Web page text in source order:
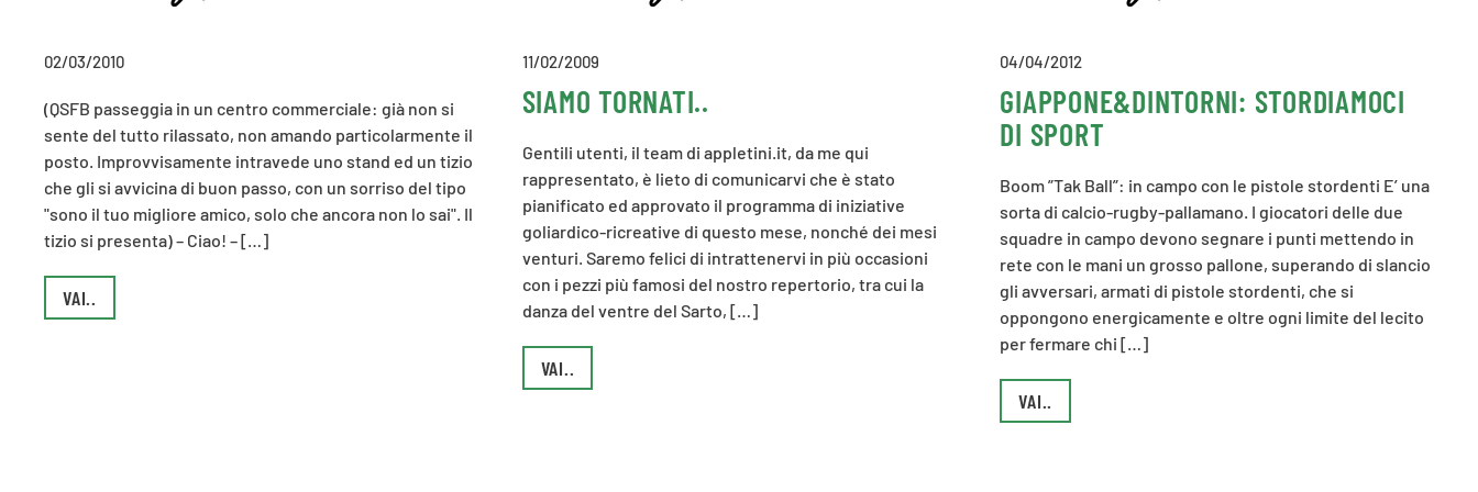
02/03/2010
(QSFB passeggia in un centro commerciale: già non si
sente del tutto rilassato, non amando particolarmente il
posto. Improvvisamente intravede uno stand ed un tizio
che gli si avvicina di buon passo, con un sorriso del tipo
"sono il tuo migliore amico, solo che ancora non lo sai". Il
tizio si presenta) – Ciao! – […]
VAI..
11/02/2009
SIAMO TORNATI..
Gentili utenti, il team di appletini.it, da me qui
rappresentato, è lieto di comunicarvi che è stato
pianificato ed approvato il programma di iniziative
goliardico-ricreative di questo mese, nonché dei mesi
venturi. Saremo felici di intrattenervi in più occasioni
con i pezzi più famosi del nostro repertorio, tra cui la
danza del ventre del Sarto, […]
VAI..
04/04/2012
GIAPPONE&DINTORNI: STORDIAMOCI
DI SPORT
Boom ”Tak Ball”: in campo con le pistole stordenti E’ una
sorta di calcio-rugby-pallamano. I giocatori delle due
squadre in campo devono segnare i punti mettendo in
rete con le mani un grosso pallone, superando di slancio
gli avversari, armati di pistole stordenti, che si
oppongono energicamente e oltre ogni limite del lecito
per fermare chi […]
VAI..